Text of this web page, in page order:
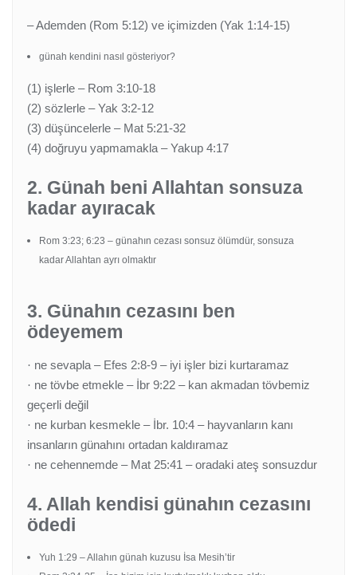
–Ademden (Rom 5:12) ve içimizden (Yak 1:14-15)
günah kendini nasıl gösteriyor?
(1) işlerle – Rom 3:10-18
(2) sözlerle – Yak 3:2-12
(3) düşüncelerle – Mat 5:21-32
(4) doğruyu yapmamakla – Yakup 4:17
2. Günah beni Allahtan sonsuza
kadar ayıracak
Rom 3:23; 6:23 – günahın cezası sonsuz ölümdür, sonsuza
kadar Allahtan ayrı olmaktır
3. Günahın cezasını ben
ödeyemem
· ne sevapla – Efes 2:8-9 – iyi işler bizi kurtaramaz
· ne tövbe etmekle – İbr 9:22 – kan akmadan tövbemiz
geçerli değil
· ne kurban kesmekle – İbr. 10:4 – hayvanların kanı
insanların günahını ortadan kaldıramaz
· ne cehennemde – Mat 25:41 – oradaki ateş sonsuzdur
4. Allah kendisi günahın cezasını
ödedi
Yuh 1:29 – Allahın günah kuzusu İsa Mesih’tir